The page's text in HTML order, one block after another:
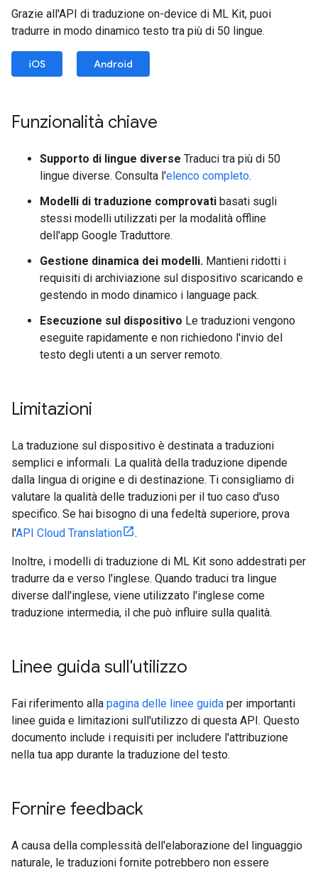
Grazie all'API di traduzione on-device di ML Kit, puoi
tradurre in modo dinamico testo tra più di 50 lingue.
iOS Android
Funzionalità chiave
Supporto di lingue diverse Traduci tra più di 50
lingue diverse. Consulta l'elenco completo.
Modelli di traduzione comprovati basati sugli
stessi modelli utilizzati per la modalità offline
dell'app Google Traduttore.
Gestione dinamica dei modelli. Mantieni ridotti i
requisiti di archiviazione sul dispositivo scaricando e
gestendo in modo dinamico i language pack.
Esecuzione sul dispositivo Le traduzioni vengono
eseguite rapidamente e non richiedono l'invio del
testo degli utenti a un server remoto.
Limitazioni
La traduzione sul dispositivo è destinata a traduzioni
semplici e informali. La qualità della traduzione dipende
dalla lingua di origine e di destinazione. Ti consigliamo di
valutare la qualità delle traduzioni per il tuo caso d'uso
specifico. Se hai bisogno di una fedeltà superiore, prova
l'API Cloud Translation .
Inoltre, i modelli di traduzione di ML Kit sono addestrati per
tradurre da e verso l'inglese. Quando traduci tra lingue
diverse dall'inglese, viene utilizzato l'inglese come
traduzione intermedia, il che può influire sulla qualità.
Linee guida sull'utilizzo
Fai riferimento alla pagina delle linee guida per importanti
linee guida e limitazioni sull'utilizzo di questa API. Questo
documento include i requisiti per includere l'attribuzione
nella tua app durante la traduzione del testo.
Fornire feedback
A causa della complessità dell'elaborazione del linguaggio
naturale, le traduzioni fornite potrebbero non essere